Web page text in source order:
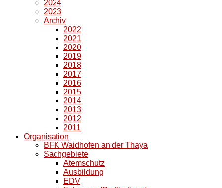
2024
2023
Archiv
2022
2021
2020
2019
2018
2017
2016
2015
2014
2013
2012
2011
Organisation
BFK Waidhofen an der Thaya
Sachgebiete
Atemschutz
Ausbildung
EDV